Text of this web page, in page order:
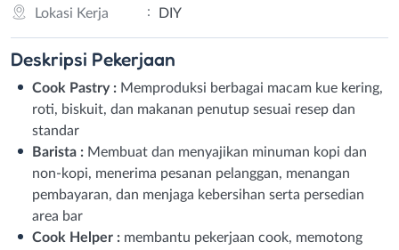
Lokasi Kerja
: DIY
Deskripsi Pekerjaan
Cook Pastry : Memproduksi berbagai macam kue kering,
roti, biskuit, dan makanan penutup sesuai resep dan
standar
Barista : Membuat dan menyajikan minuman kopi dan
non-kopi, menerima pesanan pelanggan, menangan
pembayaran, dan menjaga kebersihan serta persedian
area bar
Cook Helper : membantu pekerjaan cook, memotong